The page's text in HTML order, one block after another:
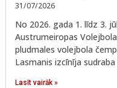
31/07/2026
No 2026. gada 1. līdz 3.
Austrumeiropas
pludmales volejbola
Lasmanis izcīnīja sudraba
Lasīt vairāk »